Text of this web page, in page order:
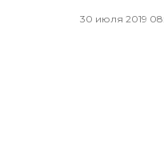
30 июля 2019